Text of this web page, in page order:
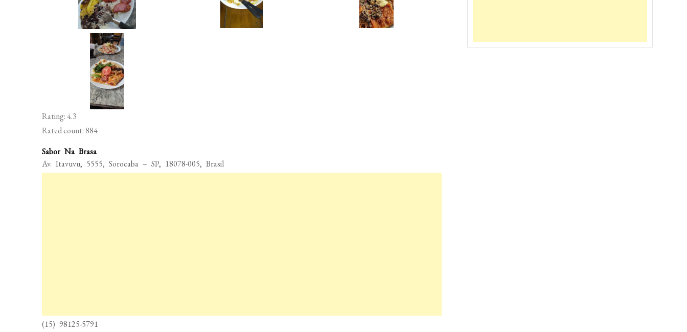
Rating: 4.3
Rated count: 884
Sabor Na Brasa
Av. Itavuvu, 5555, Sorocaba – SP, 18078-005, Brasil
(15) 98125-5791